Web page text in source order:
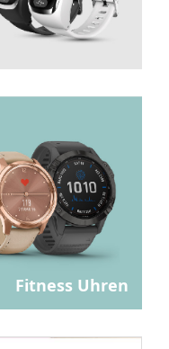
Fitness Uhren